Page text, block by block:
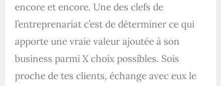
encore et encore. Une des clefs de
l’entreprenariat c’est de déterminer ce qui
apporte une vraie valeur ajoutée à son
business parmi X choix possibles. Sois
proche de tes clients, échange avec eux le